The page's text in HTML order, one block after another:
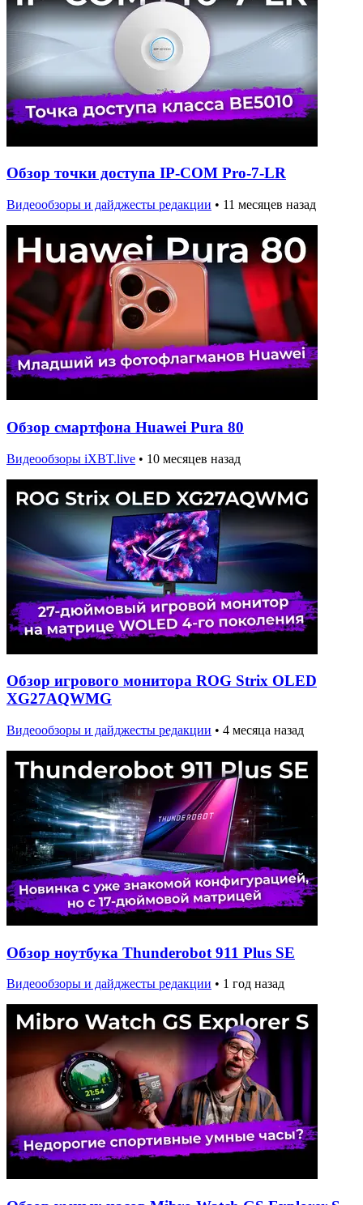
Обзор точки доступа IP-COM Pro-7-LR
Видеообзоры и дайджесты редакции • 11 месяцев назад
Обзор смартфона Huawei Pura 80
Видеообзоры iXBT.live • 10 месяцев назад
Обзор игрового монитора ROG Strix OLED
XG27AQWMG
Видеообзоры и дайджесты редакции • 4 месяца назад
Обзор ноутбука Thunderobot 911 Plus SE
Видеообзоры и дайджесты редакции • 1 год назад